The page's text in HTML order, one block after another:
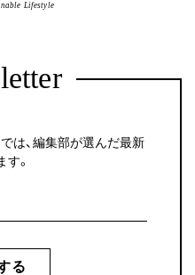
Lifestyle
は、編集部が選んだ最新
。
る